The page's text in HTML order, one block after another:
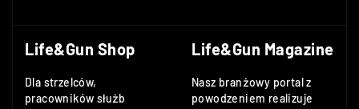
Life&Gun Shop
Dla strzelców,
pracowników służb
Life&Gun Magazine
Nasz branżowy portal z
powodzeniem realizuje